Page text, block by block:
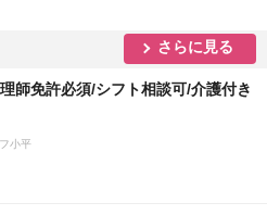
さらに見る
師免許必須/シフト相談可/介護付き
小平